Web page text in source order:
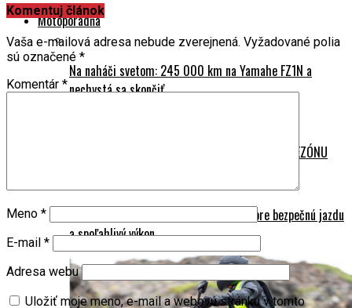
Motoporadňa
Na naháči svetom: 245 000 km na Yamahe FZ1N a
nechystá sa skončiť
HLADKÝ ŠTART: Ako PRIPRAVIŤ MOTORKU NA SEZÓNU
Ako pripraviť motorku na sezónu: rady pre bezpečnú jazdu
a spoľahlivý výkon
Komentuj článok
Vaša e-mailová adresa nebude zverejnená. Vyžadované polia
sú označené *
Komentár *
Meno *
E-mail *
Adresa webu
Uložiť moje meno, e-mail a webovú stránku v tomto